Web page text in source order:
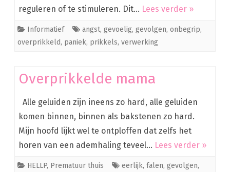
reguleren of te stimuleren. Dit… Lees verder »
Informatief angst, gevoelig, gevolgen, onbegrip,
overprikkeld, paniek, prikkels, verwerking
Overprikkelde mama
Alle geluiden zijn ineens zo hard, alle geluiden
komen binnen, binnen als bakstenen zo hard.
Mijn hoofd lijkt wel te ontploffen dat zelfs het
horen van een ademhaling teveel… Lees verder »
HELLP, Prematuur thuis eerlijk, falen, gevolgen,